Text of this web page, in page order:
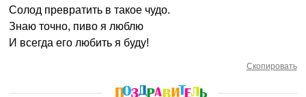
Солод превратить в такое чудо.
Знаю точно, пиво я люблю
И всегда его любить я буду!
Скопировать